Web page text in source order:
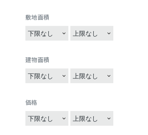
陶芸・工芸
地域活動
自給自足
井戸水利用可
五右衛門風呂
3SDK
4SDK
5LDK
敷地面積
建物面積
価格